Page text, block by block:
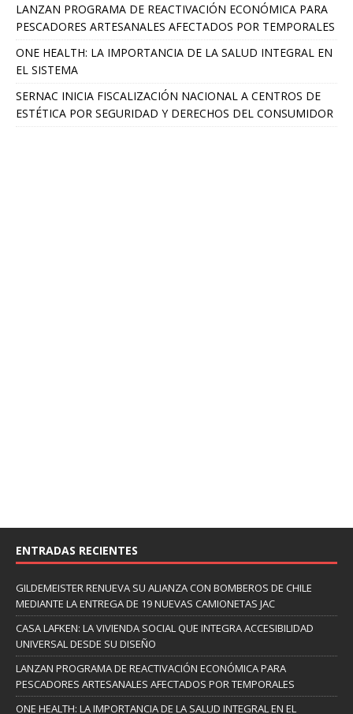
LANZAN PROGRAMA DE REACTIVACIÓN ECONÓMICA PARA
PESCADORES ARTESANALES AFECTADOS POR TEMPORALES
ONE HEALTH: LA IMPORTANCIA DE LA SALUD INTEGRAL EN
EL SISTEMA
SERNAC INICIA FISCALIZACIÓN NACIONAL A CENTROS DE
ESTÉTICA POR SEGURIDAD Y DERECHOS DEL CONSUMIDOR
ENTRADAS RECIENTES
GILDEMEISTER RENUEVA SU ALIANZA CON BOMBEROS DE CHILE
MEDIANTE LA ENTREGA DE 19 NUEVAS CAMIONETAS JAC
CASA LAFKEN: LA VIVIENDA SOCIAL QUE INTEGRA ACCESIBILIDAD
UNIVERSAL DESDE SU DISEÑO
LANZAN PROGRAMA DE REACTIVACIÓN ECONÓMICA PARA
PESCADORES ARTESANALES AFECTADOS POR TEMPORALES
ONE HEALTH: LA IMPORTANCIA DE LA SALUD INTEGRAL EN EL